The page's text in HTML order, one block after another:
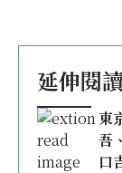
延伸閱讀
東
吾
口